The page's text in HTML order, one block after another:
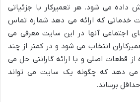
داده می‌ شود. هر تعمیرکار با جزئیاتی
خدماتی که ارائه می دهد شماره تماس
اجتماعی آنها در این سایت معرفی می
انتخاب می ‌شود و در کمتر از چند
قطعات اصلی و با ارائه گارانتی حل می
می ‌دهد که چگونه یک سایت می ‌تواند
برساند.